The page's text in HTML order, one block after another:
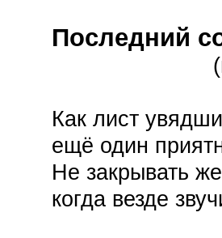
Последний
(перевод
Как лист
ещё один
Не закрывать
когда везде